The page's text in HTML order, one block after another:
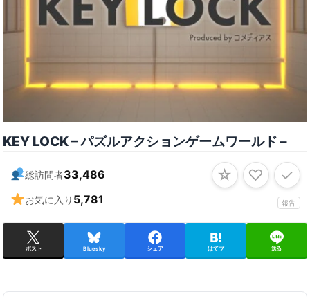
KEY LOCK – パズルアクションゲームワールド –
総訪問者33,486
お気に入り 5,781 報告
☆ ♡ ✓
ポスト Bluesky シェア はてブ 送る